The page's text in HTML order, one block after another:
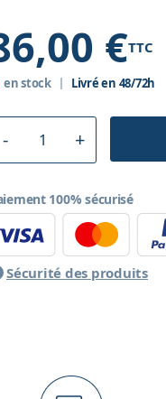
€TTC
en stock Livré en 48/72h
100% sécurisé
Sécurité des produits